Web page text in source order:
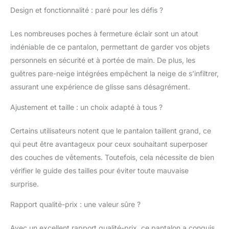
des hanches peut
fournir une chaleur
confortable par temps
froid, tandis que les
ouvertures d'aération à
fermeture éclair sur la
cuisse peuvent vous
aider à dissiper la
transpiration Design
amovibles, taille
réglable avec fermeture
Velcro et élastique, 5
poches spacieuses
fermeture éclair sur la
Design et fonctionnalité : paré pour les défis ?
Les nombreuses poches à fermeture éclair sont un atout
indéniable de ce pantalon, permettant de garder vos objets
personnels en sécurité et à portée de main. De plus, les
guêtres pare-neige intégrées empêchent la neige de s’infiltrer,
assurant une expérience de glisse sans désagrément.
Ajustement et taille : un choix adapté à tous ?
Certains utilisateurs notent que le pantalon taillent grand, ce
qui peut être avantageux pour ceux souhaitant superposer
des couches de vêtements. Toutefois, cela nécessite de bien
vérifier le guide des tailles pour éviter toute mauvaise
surprise.
Rapport qualité-prix : une valeur sûre ?